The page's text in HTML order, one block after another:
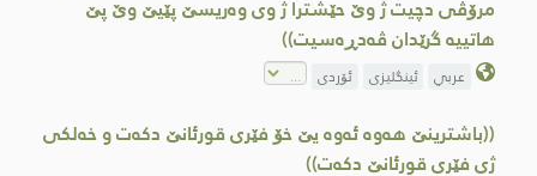
مرۆڤی دچیت ژ وێ حێشترا ژ وی وه‌ریسێ پێیێ وێ پێ
هاتییه‌ گرێدان ڤه‌دڕه‌سیت))
عربي ئینگلیزی ئۆردی
((باشترینێ هه‌وه‌ ئه‌وه‌ یێ خۆ فێری قورئانێ دكه‌ت و خه‌لكی
ژی فێری قورئانێ دكه‌ت))